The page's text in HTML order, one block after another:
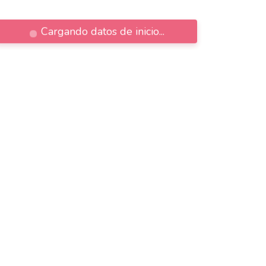
Cargando datos de inicio...